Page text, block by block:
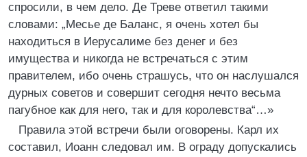
спросили, в чем дело. Де Треве ответил такими
словами: „Месье де Баланс, я очень хотел бы
находиться в Иерусалиме без денег и без
имущества и никогда не встречаться с этим
правителем, ибо очень страшусь, что он наслушался
дурных советов и совершит сегодня нечто весьма
пагубное как для него, так и для королевства“…»
Правила этой встречи были оговорены. Карл их
составил, Иоанн следовал им. В ограду допускались